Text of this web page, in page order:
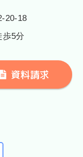
20-18
歩5分
資料請求